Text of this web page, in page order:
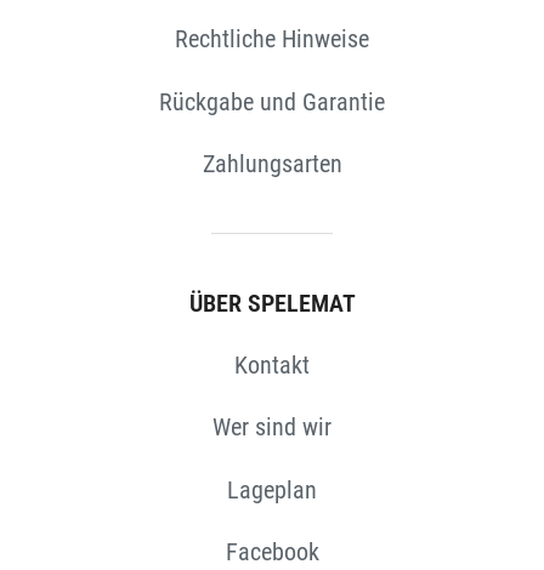
Rechtliche Hinweise
Rückgabe und Garantie
Zahlungsarten
ÜBER SPELEMAT
Kontakt
Wer sind wir
Lageplan
Facebook